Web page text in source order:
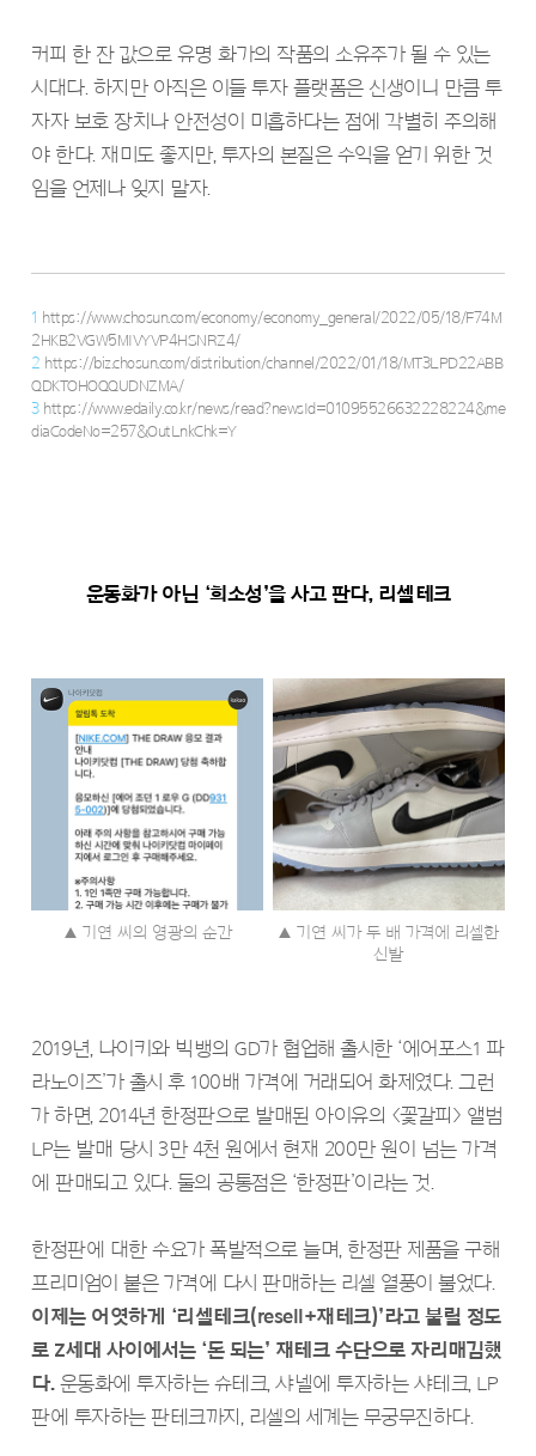
커피 한 잔 값으로 유명 화가의 작품의 소유주가 될 수 있는
시대다. 하지만 아직은 이들 투자 플랫폼은 신생이니 만큼 투
자자 보호 장치나 안전성이 미흡하다는 점에 각별히 주의해
야 한다. 재미도 좋지만, 투자의 본질은 수익을 얻기 위한 것
임을 언제나 잊지 말자.
1 https://www.chosun.com/economy/economy_general/2022/05/18/F74M
2HKB2VGW5MIVYVP4HSNRZ4/
2 https://biz.chosun.com/distribution/channel/2022/01/18/MT3LPD22ABB
QDKTOHOQQUDNZMA/
3 https://www.edaily.co.kr/news/read?newsId=01095526632228224&me
diaCodeNo=257&OutLnkChk=Y
운동화가 아닌 ‘희소성’을 사고 판다, 리셀테크
▲ 기연 씨의 영광의 순간
▲ 기연 씨가 두 배 가격에 리셀한
신발
2019년, 나이키와 빅뱅의 GD가 협업해 출시한 ‘에어포스1 파
라노이즈’가 출시 후 100배 가격에 거래되어 화제였다. 그런
가 하면, 2014년 한정판으로 발매된 아이유의 ＜꽃갈피＞ 앨범
LP는 발매 당시 3만 4천 원에서 현재 200만 원이 넘는 가격
에 판매되고 있다. 둘의 공통점은 ‘한정판’이라는 것.
한정판에 대한 수요가 폭발적으로 늘며, 한정판 제품을 구해
프리미엄이 붙은 가격에 다시 판매하는 리셀 열풍이 불었다.
이제는 어엿하게 ‘리셀테크(resell+재테크)’라고 불릴 정도
로 Z세대 사이에서는 ‘돈 되는’ 재테크 수단으로 자리매김했
다.운동화에 투자하는 슈테크, 샤넬에 투자하는 샤테크, LP
판에 투자하는 판테크까지, 리셀의 세계는 무궁무진하다.